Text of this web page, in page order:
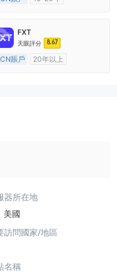
標MT4
FXT
天眼評分 8.67
賬戶
20年以上
器所在地
美國
訪問國家/地區
名稱